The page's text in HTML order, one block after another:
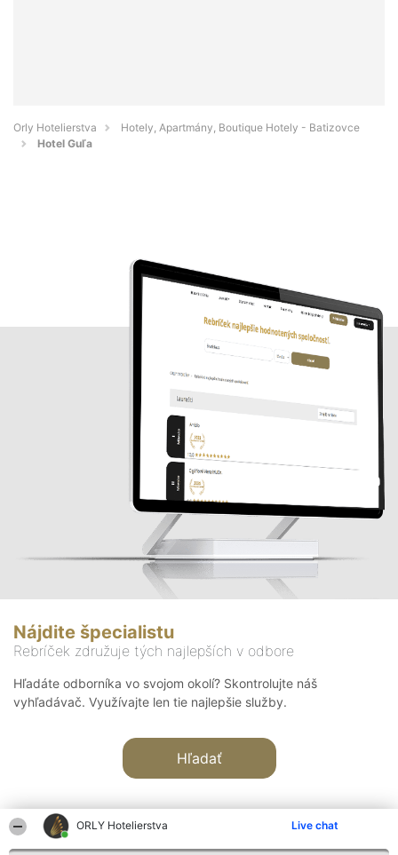
ORLY Hotelierstva Live chat
Orly Hotelierstva
Hotely, Apartmány, Boutique Hotely - Batizovce
Hotel Guľa
Nájdite špecialistu
Rebríček združuje tých najlepších v odbore
Hľadáte odborníka vo svojom okolí? Skontrolujte náš
vyhľadávač. Využívajte len tie najlepšie služby.
Hľadať